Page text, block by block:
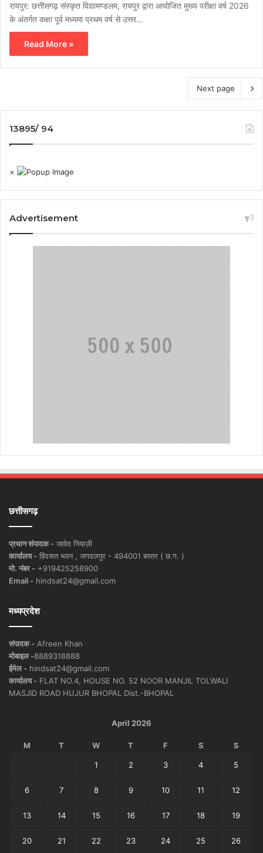
रायपुर: छत्तीसगढ़ संस्कृत विद्यामण्डलम, रायपुर द्वारा आयोजित मुख्य परीक्षा वर्ष 2026
के अंतर्गत कक्षा पूर्व मध्यमा प्रथम वर्ष से उत्तर…
Read More »
Next page
13895/ 94
×
Advertisement
छत्तीसगढ़
प्रधान संपादक - जावेद नियाज़ी
कार्यालय - हिंदसत भवन , जगदलपुर - 494001 बस्तर ( छ.ग. )
मो. नंबर - +919425258900
Email - hindsat24@gmail.com
मध्यप्रदेश
संपादक - Afreen Khan
मोबाइल -8889318888
ईमेल - hindsat24@gmail.com
कार्यालय - FLAT NO.4, HOUSE NO. 52 NOOR MANJIL TOLWALI
MASJID ROAD HUJUR BHOPAL Dist.-BHOPAL
April 2026
M T W T F S S
1 2 3 4 5
6 7 8 9 10 11 12
13 14 15 16 17 18 19
20 21 22 23 24 25 26